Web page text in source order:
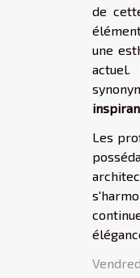
de
une
actuel.
Les